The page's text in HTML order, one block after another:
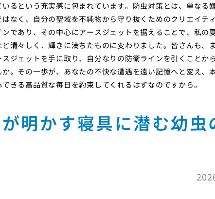
いるという充実感に包まれています。防虫対策とは、単なる
なく、自分の聖域を不純物から守り抜くためのクリエイテ
であり、その中心にアースジェットを据えることで、私の
ど清々しく、輝きに満ちたものに変わりました。皆さんも、
ジェットを手に取り、自分なりの防衛ラインを引くことか
か。その一歩が、あなたの不快な遭遇を遠い記憶へと変え、
きる高品質な毎日を約束してくれるはずなのですから。
明かす寝具に潜む幼虫